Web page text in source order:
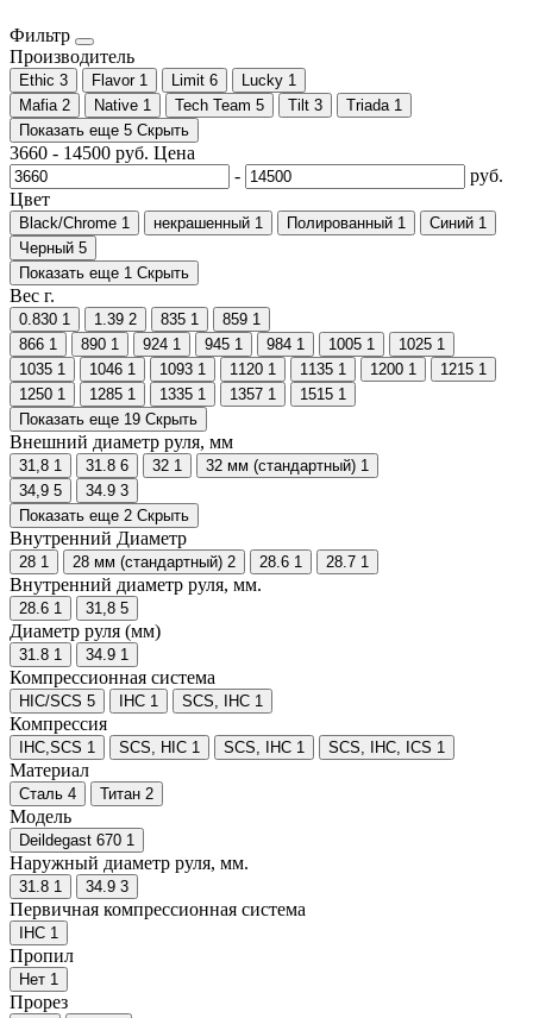
Фильтр
Производитель
Ethic 3 Flavor 1 Limit 6 Lucky 1
Mafia 2 Native 1 Tech Team 5 Tilt 3 Triada 1
Показать еще 5 Скрыть
3660 - 14500 руб. Цена
-
руб.
Цвет
Black/Chrome 1 некрашенный 1 Полированный 1 Синий 1
Черный 5
Показать еще 1 Скрыть
Вес г.
0.830 1 1.39 2 835 1 859 1
866 1 890 1 924 1 945 1 984 1 1005 1 1025 1
1035 1 1046 1 1093 1 1120 1 1135 1 1200 1 1215 1
1250 1 1285 1 1335 1 1357 1 1515 1
Показать еще 19 Скрыть
Внешний диаметр руля, мм
31,8 1 31.8 6 32 1 32 мм (стандартный) 1
34,9 5 34.9 3
Показать еще 2 Скрыть
Внутренний Диаметр
28 1 28 мм (стандартный) 2 28.6 1 28.7 1
Внутренний диаметр руля, мм.
28.6 1 31,8 5
Диаметр руля (мм)
31.8 1 34.9 1
Компрессионная система
HIC/SCS 5 IHC 1 SCS, IHC 1
Компрессия
IHC,SCS 1 SCS, HIC 1 SCS, IHC 1 SCS, IHC, ICS 1
Материал
Сталь 4 Титан 2
Модель
Deildegast 670 1
Наружный диаметр руля, мм.
31.8 1 34.9 3
Первичная компрессионная система
IHC 1
Пропил
Нет 1
Прорез